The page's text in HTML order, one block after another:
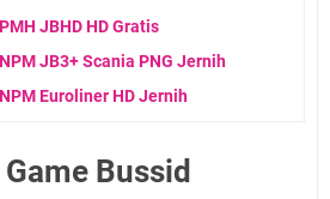
JBHD HD Gratis
JB3+ Scania PNG Jernih
Euroliner HD Jernih
Bussid